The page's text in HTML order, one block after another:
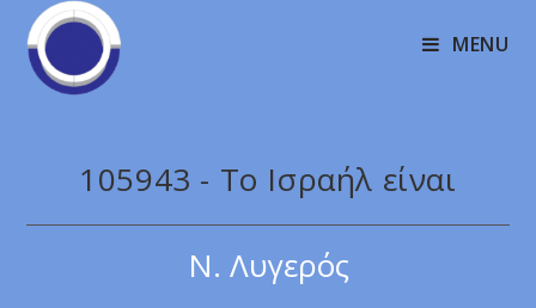
MENU
105943 - Το Ισραήλ είναι
Ν. Λυγερός